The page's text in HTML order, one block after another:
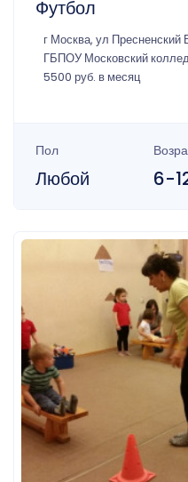
Футбол
г Москва, ул Пресненский
ГБПОУ Московский
5500 руб. в месяц
Пол
Любой 6-